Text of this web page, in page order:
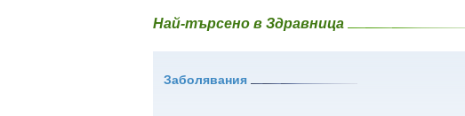
Най-търсено в Здравница
Заболявания